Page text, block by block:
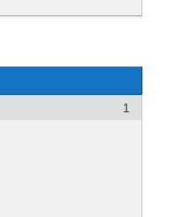
1